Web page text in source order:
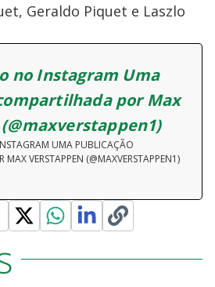
Geraldo Piquet e Laszlo
no Instagram Uma
por Max
UMA PUBLICAÇÃO
VERSTAPPEN (@MAXVERSTAPPEN1)